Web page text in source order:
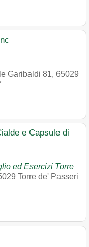
Garibaldi 81, 65029
e Capsule di
ed Esercizi Torre
Torre de' Passeri